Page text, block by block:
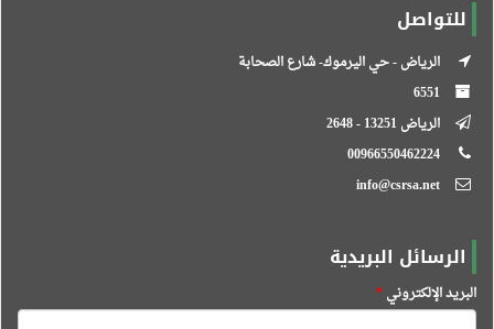
للتواصل
الرياض - حي اليرموك- شارع الصحابة
الرياض 13251 - 2648
الرسائل البريدية
البريد الإلكتروني*